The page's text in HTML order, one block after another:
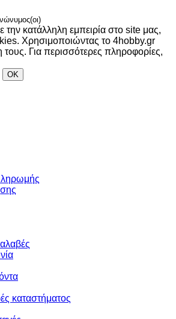
την κατάλληλη εμπειρία στο site μας,
Χρησιμοποιώντας το 4hobby.gr
Για περισσότερες πληροφορίες,
OK
καταστήματος